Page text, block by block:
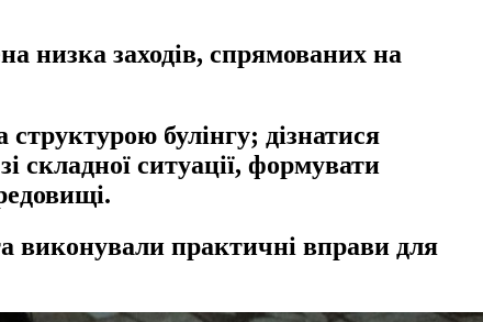
низка заходів, спрямованих на
булінгу; дізнатися
складної ситуації, формувати
виконували практичні вправи для